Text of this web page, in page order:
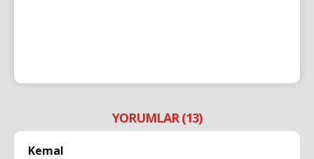
YORUMLAR (13)
Kemal